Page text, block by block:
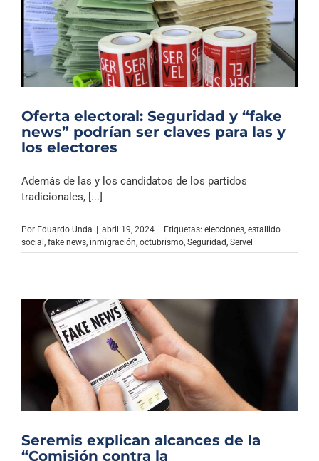
Oferta electoral: Seguridad y “fake
news” podrían ser claves para las y
los electores
Además de las y los candidatos de los partidos
tradicionales, [...]
Por Eduardo Unda | abril 19, 2024 | Etiquetas: elecciones estallido
social fake news inmigración octubrismo Seguridad Servel
Seremis explican alcances de la
“Comisión contra la